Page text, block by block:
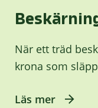
När ett träd
krona som
Läs mer